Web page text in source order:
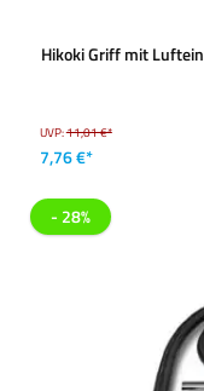
Hikoki Griff mit
UVP:11,01 €*
7,76 €*
- 28%